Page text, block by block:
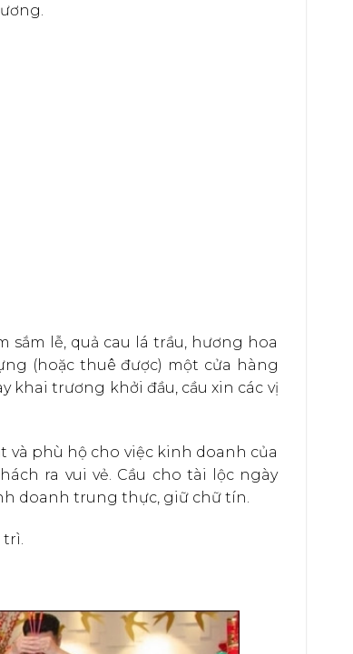
lễ, quả cau lá trầu, hương hoa
(hoặc thuê được) một cửa hàng
khai trương khởi đầu, cầu xin các vị
và phù hộ cho việc kinh doanh của
ra vui vẻ. Cầu cho tài lộc ngày
doanh trung thực, giữ chữ tín.